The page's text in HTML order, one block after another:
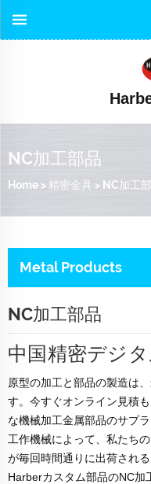
NC加工部品
Home > 精密金具 > NC加工
Metal Products
NC加工部品
中国精密デジ
原型の加工と部品の製造は
す。今すぐオンライン見積
な機械加工金属部品のサプ
工作機械によって、私たち
が毎回時間通りに出荷される
Harberカスタム部品のNC加